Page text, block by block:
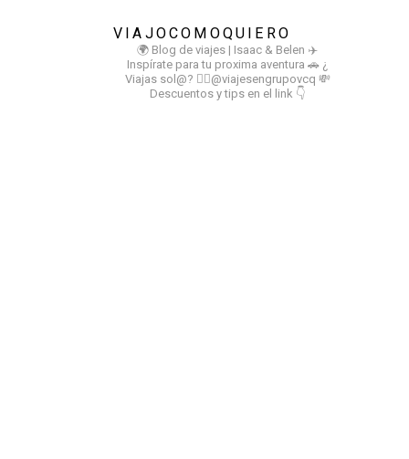
VIAJOCOMOQUIERO
🌍 Blog de viajes | Isaac & Belen ✈️
Inspírate para tu proxima aventura 🚗 ¿
Viajas sol@? 👉🏻@viajesengrupovcq 💸
Descuentos y tips en el link 👇